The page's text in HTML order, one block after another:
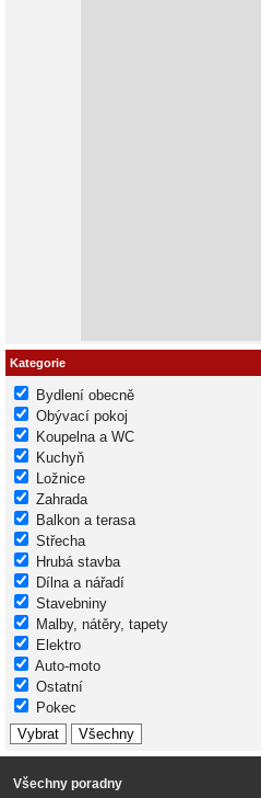
Kategorie
Bydlení obecně
Obývací pokoj
Koupelna a WC
Kuchyň
Ložnice
Zahrada
Balkon a terasa
Střecha
Hrubá stavba
Dílna a nářadí
Stavebniny
Malby, nátěry, tapety
Elektro
Auto-moto
Ostatní
Pokec
Všechny poradny